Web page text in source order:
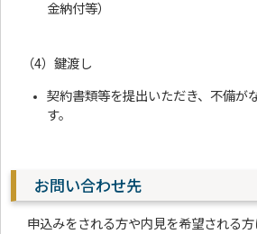
金納付等）
（4）鍵渡し
契約書類等を提出いただき、不備が
す。
お問い合わせ先
申込みをされる方や内見を希望される方